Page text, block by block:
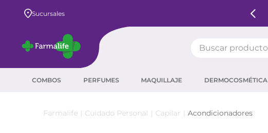
Sucursales
COMBOS PERFUMES MAQUILLAJE DERMOCOSMÉTICA
Cuidado Personal Capilar Acondicionadores